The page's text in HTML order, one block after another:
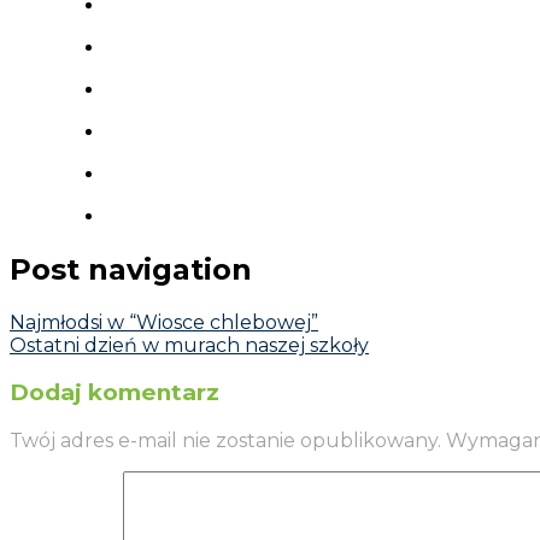
Post navigation
Najmłodsi w “Wiosce chlebowej”
Ostatni dzień w murach naszej szkoły
Dodaj komentarz
Twój adres e-mail nie zostanie opublikowany.